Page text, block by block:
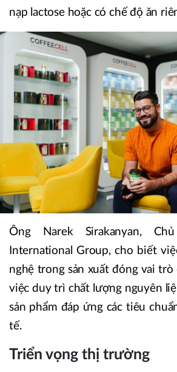
nạp lactose hoặc có chế độ ăn
Ông Narek Sirakanyan,
International Group, cho biết
nghệ trong sản xuất đóng vai
việc duy trì chất lượng nguyên
sản phẩm đáp ứng các tiêu
tế.
Triển vọng thị trường